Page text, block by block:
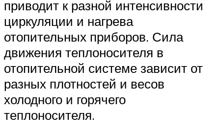
приводит к разной интенсивности
циркуляции и нагрева
отопительных приборов. Сила
движения теплоносителя в
отопительной системе зависит от
разных плотностей и весов
холодного и горячего
теплоносителя.